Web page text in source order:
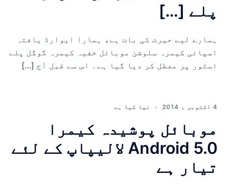
پلے […]
ہمارے لیے حیرت کی بات ہے، ہمارا ایوارڈ یافتہ
اسپائی کیمرہ سلوشن موبائل خفیہ کیمرہ گوگل پلے
اسٹور پر معطل کر دیا گیا ہے۔ اس سے قبل آج […]
4 اکتوبر ، 2014 نیا کیا ہے
موبائل پوشیدہ کیمرا
Android 5.0 لالیپاپ کے لئے
تیار ہے